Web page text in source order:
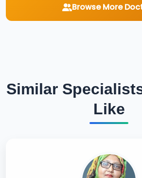
Browse More
Similar
Like